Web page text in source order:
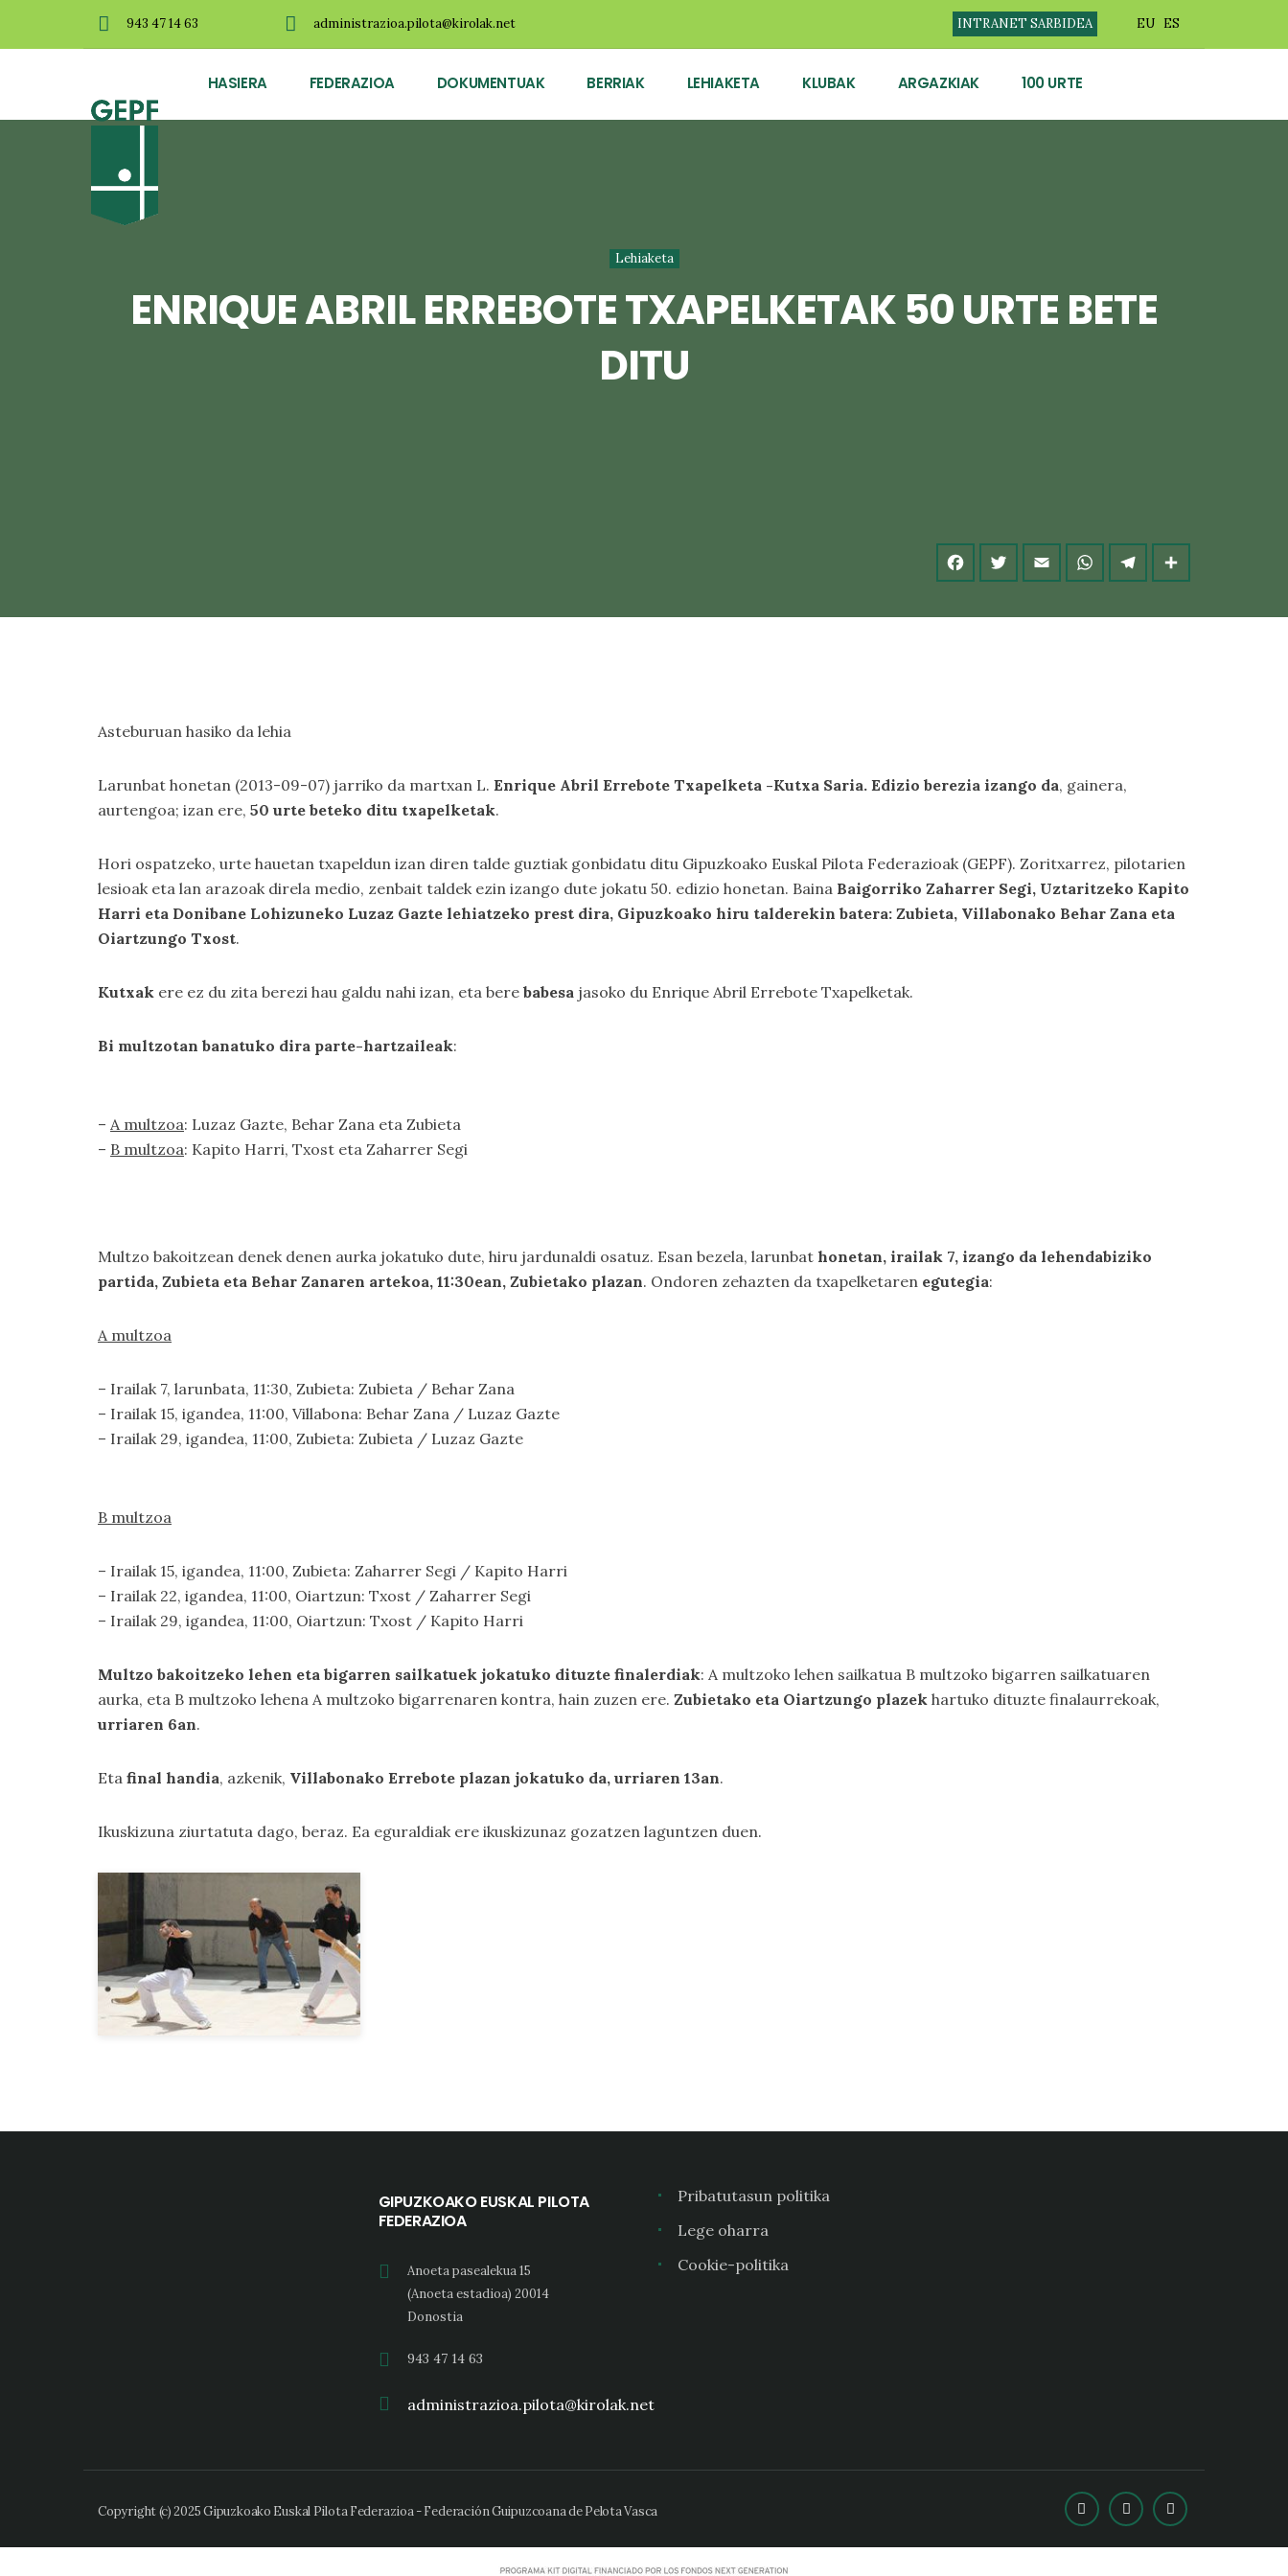
943 47 14 63 administrazioa.pilota@kirolak.net INTRANET SARBIDEA EU ES
HASIERA FEDERAZIOA DOKUMENTUAK BERRIAK LEHIAKETA KLUBAK ARGAZKIAK 100 URTE
Lehiaketa
ENRIQUE ABRIL ERREBOTE TXAPELKETAK 50 URTE BETE
DITU
Asteburuan hasiko da lehia
Larunbat honetan (2013-09-07) jarriko da martxan L. Enrique Abril Errebote Txapelketa -Kutxa Saria. Edizio berezia izango da, gainera,
aurtengoa; izan ere, 50 urte beteko ditu txapelketak.
Hori ospatzeko, urte hauetan txapeldun izan diren talde guztiak gonbidatu ditu Gipuzkoako Euskal Pilota Federazioak (GEPF). Zoritxarrez, pilotarien
lesioak eta lan arazoak direla medio, zenbait taldek ezin izango dute jokatu 50. edizio honetan. Baina Baigorriko Zaharrer Segi, Uztaritzeko Kapito
Harri eta Donibane Lohizuneko Luzaz Gazte lehiatzeko prest dira, Gipuzkoako hiru talderekin batera: Zubieta, Villabonako Behar Zana eta
Oiartzungo Txost.
Kutxak ere ez du zita berezi hau galdu nahi izan, eta bere babesa jasoko du Enrique Abril Errebote Txapelketak.
Bi multzotan banatuko dira parte-hartzaileak:
– A multzoa: Luzaz Gazte, Behar Zana eta Zubieta
– B multzoa: Kapito Harri, Txost eta Zaharrer Segi
Multzo bakoitzean denek denen aurka jokatuko dute, hiru jardunaldi osatuz. Esan bezela, larunbat honetan, irailak 7, izango da lehendabiziko
partida, Zubieta eta Behar Zanaren artekoa, 11:30ean, Zubietako plazan. Ondoren zehazten da txapelketaren egutegia:
A multzoa
– Irailak 7, larunbata, 11:30, Zubieta: Zubieta / Behar Zana
– Irailak 15, igandea, 11:00, Villabona: Behar Zana / Luzaz Gazte
– Irailak 29, igandea, 11:00, Zubieta: Zubieta / Luzaz Gazte
B multzoa
– Irailak 15, igandea, 11:00, Zubieta: Zaharrer Segi / Kapito Harri
– Irailak 22, igandea, 11:00, Oiartzun: Txost / Zaharrer Segi
– Irailak 29, igandea, 11:00, Oiartzun: Txost / Kapito Harri
Multzo bakoitzeko lehen eta bigarren sailkatuek jokatuko dituzte finalerdiak: A multzoko lehen sailkatua B multzoko bigarren sailkatuaren
aurka, eta B multzoko lehena A multzoko bigarrenaren kontra, hain zuzen ere. Zubietako eta Oiartzungo plazek hartuko dituzte finalaurrekoak,
urriaren 6an.
Eta final handia, azkenik, Villabonako Errebote plazan jokatuko da, urriaren 13an.
Ikuskizuna ziurtatuta dago, beraz. Ea eguraldiak ere ikuskizunaz gozatzen laguntzen duen.
GIPUZKOAKO EUSKAL PILOTA
FEDERAZIOA
Anoeta pasealekua 15
(Anoeta estadioa) 20014
Donostia
943 47 14 63
administrazioa.pilota@kirolak.net
Pribatutasun politika
Lege oharra
Cookie-politika
Copyright (c) 2025 Gipuzkoako Euskal Pilota Federazioa - Federación Guipuzcoana de Pelota Vasca